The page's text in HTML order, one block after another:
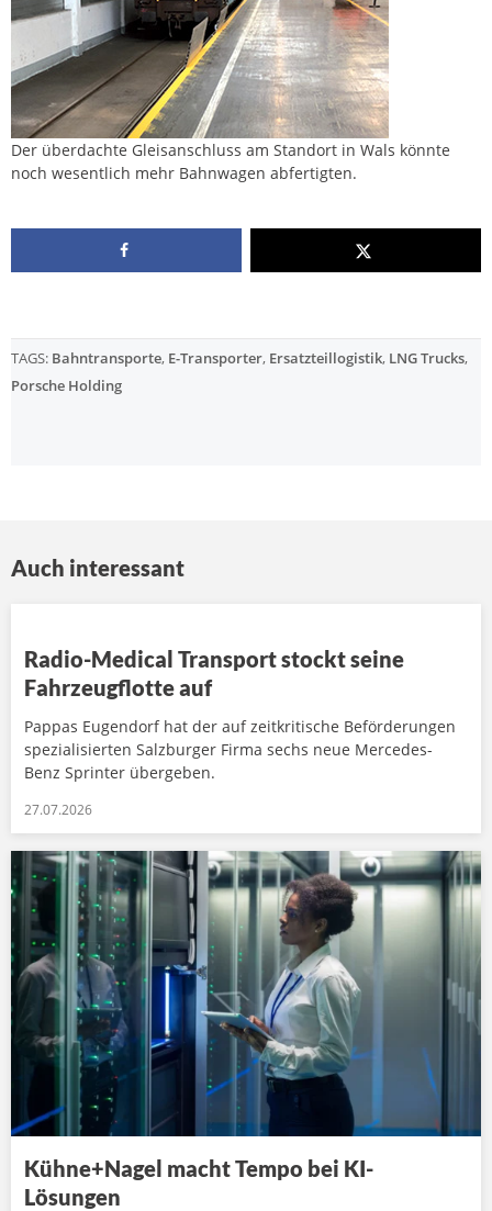
Der überdachte Gleisanschluss am Standort in Wals könnte
noch wesentlich mehr Bahnwagen abfertigten.
TAGS: Bahntransporte, E-Transporter, Ersatzteillogistik, LNG Trucks,
Porsche Holding
Auch interessant
Radio-Medical Transport stockt seine
Fahrzeugflotte auf
Pappas Eugendorf hat der auf zeitkritische Beförderungen
spezialisierten Salzburger Firma sechs neue Mercedes-
Benz Sprinter übergeben.
27.07.2026
Kühne+Nagel macht Tempo bei KI-
Lösungen